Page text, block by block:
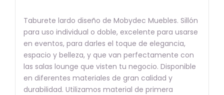
Taburete lardo diseño de Mobydec Muebles. Sillón
para uso individual o doble, excelente para usarse
en eventos, para darles el toque de elegancia,
espacio y belleza, y que van perfectamente con
las salas lounge que visten tu negocio. Disponible
en diferentes materiales de gran calidad y
durabilidad. Utilizamos material de primera